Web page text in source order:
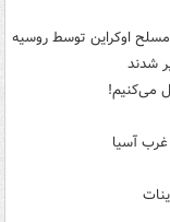
اوکراین توسط روسیه
می‌کنیم!
غرب آسیا